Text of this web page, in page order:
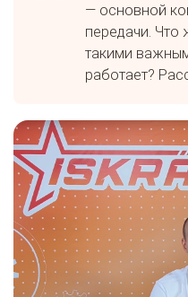
— основной
передачи. Что
такими
работает?